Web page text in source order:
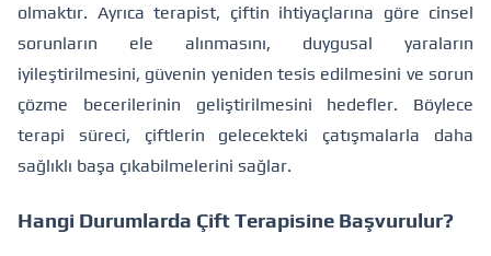
olmaktır. Ayrıca terapist, çiftin ihtiyaçlarına göre cinsel
sorunların ele alınmasını, duygusal yaraların
iyileştirilmesini, güvenin yeniden tesis edilmesini ve sorun
çözme becerilerinin geliştirilmesini hedefler. Böylece
terapi süreci, çiftlerin gelecekteki çatışmalarla daha
sağlıklı başa çıkabilmelerini sağlar.
Hangi Durumlarda Çift Terapisine Başvurulur?